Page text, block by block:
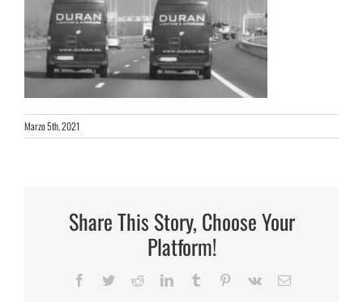
Marzo 5th, 2021
Share This Story, Choose Your
Platform!
Facebook
TwitterRedditLinkedInTumblr Pinterest
Vk Email